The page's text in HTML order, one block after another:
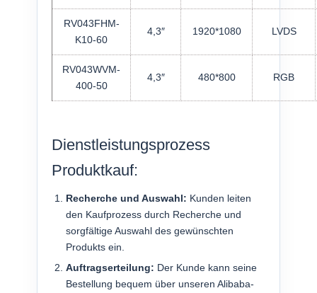
RV043FHM-
K10-60
4,3″ 1920*1080 LVDS
RV043WVM-
400-50
4,3″ 480*800 RGB
Dienstleistungsprozess
Produktkauf:
Recherche und Auswahl: Kunden leiten
den Kaufprozess durch Recherche und
sorgfältige Auswahl des gewünschten
Produkts ein.
Auftragserteilung: Der Kunde kann seine
Bestellung bequem über unseren Alibaba-